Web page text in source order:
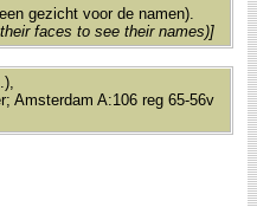
gezicht voor de namen).
faces to see their names)]
Amsterdam A:106 reg 65-56v